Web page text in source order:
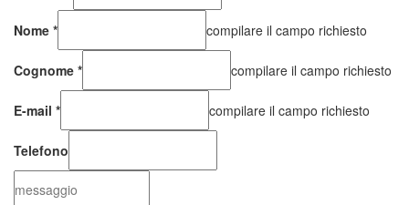
Nome * compilare il campo richiesto
Cognome * compilare il campo richiesto
E-mail * compilare il campo richiesto
Telefono